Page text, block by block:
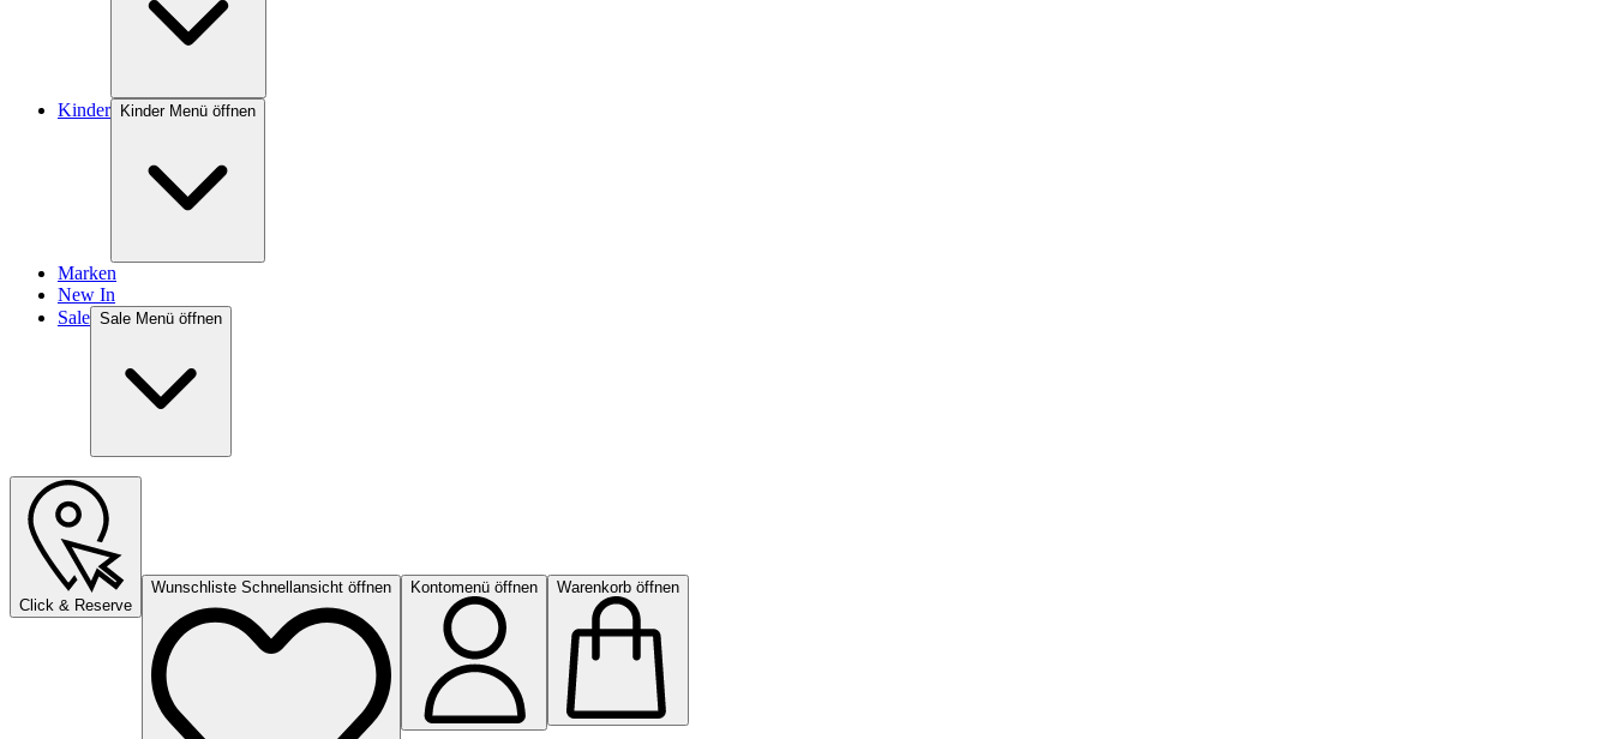
Kinder Kinder Menü öffnen
Marken
New In
Sale Sale Menü öffnen
Click & Reserve
Wunschliste Schnellansicht öffnen Kontomenü öffnen Warenkorb öffnen